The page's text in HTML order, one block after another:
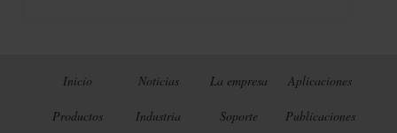
Inicio Noticias La empresa Aplicaciones
Productos Industria Soporte Publicaciones